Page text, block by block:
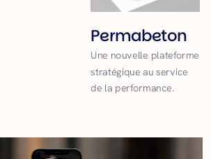
Permabeton
Une nouvelle plateforme
stratégique au service
de la performance.